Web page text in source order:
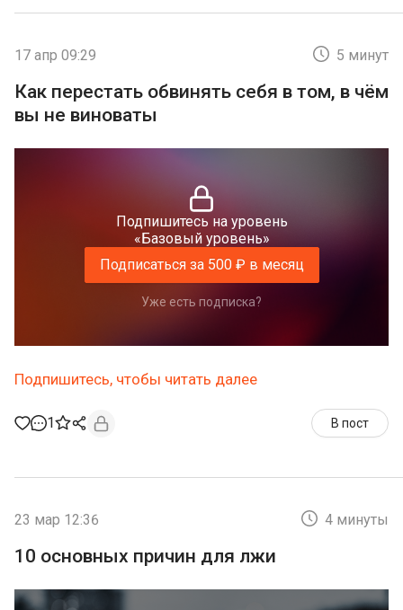
17 апр 09:29 5 минут
Как перестать обвинять себя в том, в чём
вы не виноваты
Подпишитесь на уровень
«Базовый уровень»
Подписаться за 500 ₽ в месяц
Уже есть подписка?
Подпишитесь, чтобы читать далее
1 В пост
23 мар 12:36 4 минуты
10 основных причин для лжи